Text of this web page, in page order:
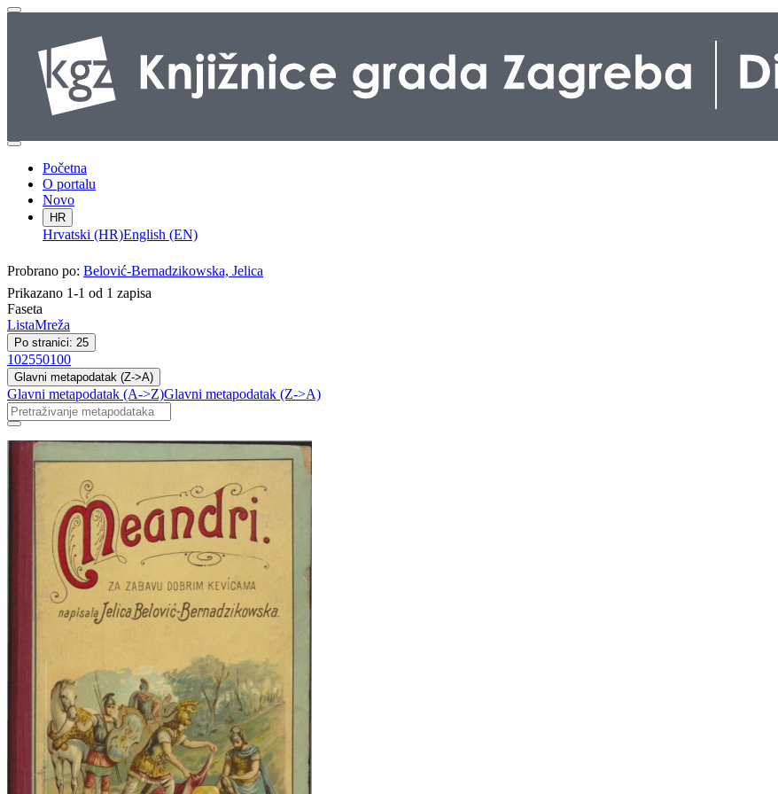
Početna
O portalu
Novo
HR
Hrvatski (HR)English (EN)
Probrano po: Belović-Bernadzikowska, Jelica
Prikazano 1-1 od 1 zapisa
Faseta
ListaMreža
Po stranici: 25
102550100
Glavni metapodatak (Z->A)
Glavni metapodatak (A->Z)Glavni metapodatak (Z->A)